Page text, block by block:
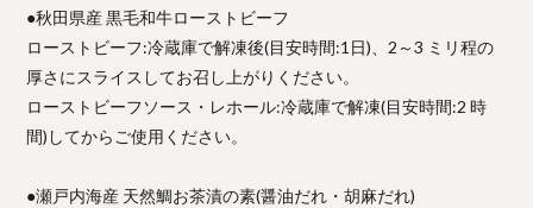
●秋田県産 黒毛和牛ローストビーフ
ローストビーフ:冷蔵庫で解凍後(目安時間:1日)、2～3 ミリ程の
厚さにスライスしてお召し上がりください。
ローストビーフソース・レホール:冷蔵庫で解凍(目安時間:2 時
間)してからご使用ください。
●瀬戸内海産 天然鯛お茶漬の素(醤油だれ・胡麻だれ)